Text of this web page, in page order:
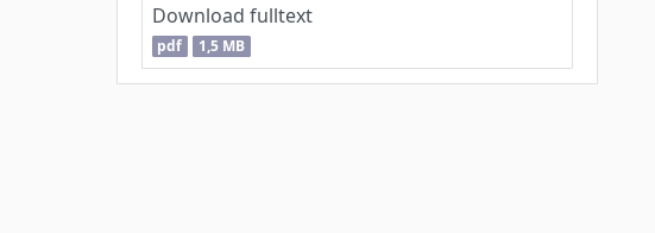
Download fulltext
pdf 1,5 MB